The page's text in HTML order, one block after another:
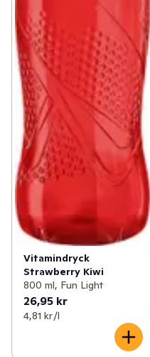
Vitamindryck
Strawberry Kiwi
800 ml, Fun Light
26,95 kr
4,81 kr /l